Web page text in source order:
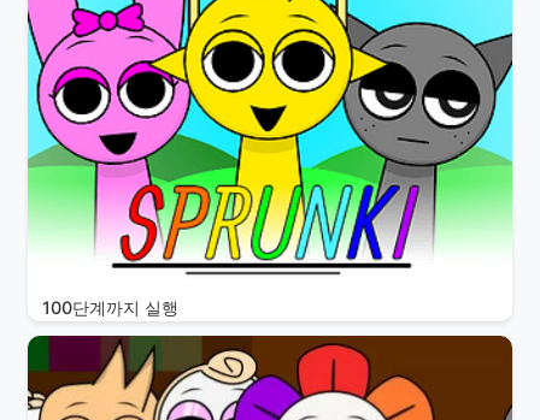
100단계까지 실행